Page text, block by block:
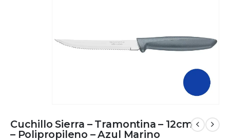
Cuchillo Sierra – Tramontina – 12cm
– Polipropileno – Azul Marino